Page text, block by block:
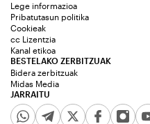
JARRAITU
Lege informazioa
Pribatutasun politika
Cookieak
cc Lizentzia
Kanal etikoa
BESTELAKO ZERBITZUAK
Bidera zerbitzuak
Midas Media